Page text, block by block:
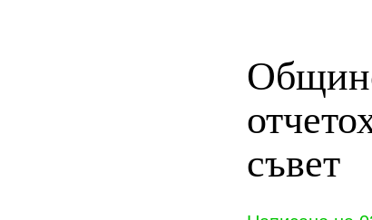
съвет